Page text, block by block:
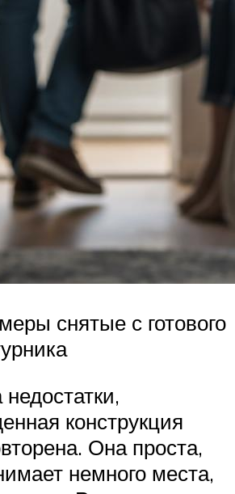
снятые с готового
конструкция
Она проста,
немного места,